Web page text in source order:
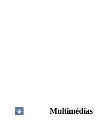
Multimédias